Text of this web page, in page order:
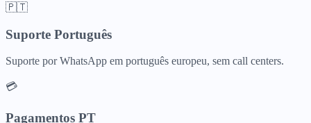
🇵🇹
Suporte Português
Suporte por WhatsApp em português europeu, sem call centers.
💳
Pagamentos PT